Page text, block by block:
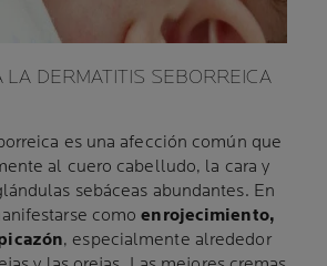
LA DERMATITIS SEBORREICA
es una afección común que
al cuero cabelludo, la cara y
sebáceas abundantes. En
comoenrojecimiento,
, especialmente alrededor